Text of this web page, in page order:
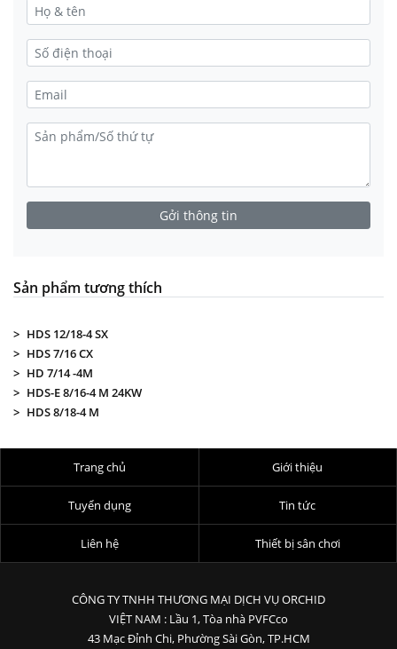
Sản phẩm tương thích
HDS 12/18-4 SX
HDS 7/16 CX
HD 7/14 -4M
HDS-E 8/16-4 M 24KW
HDS 8/18-4 M
Trang chủ Giới thiệu
Tuyển dụng Tin tức
Liên hệ Thiết bị sân chơi
CÔNG TY TNHH THƯƠNG MẠI DỊCH VỤ ORCHID
VIỆT NAM : Lầu 1, Tòa nhà PVFCco
43 Mạc Đỉnh Chi, Phường Sài Gòn, TP.HCM